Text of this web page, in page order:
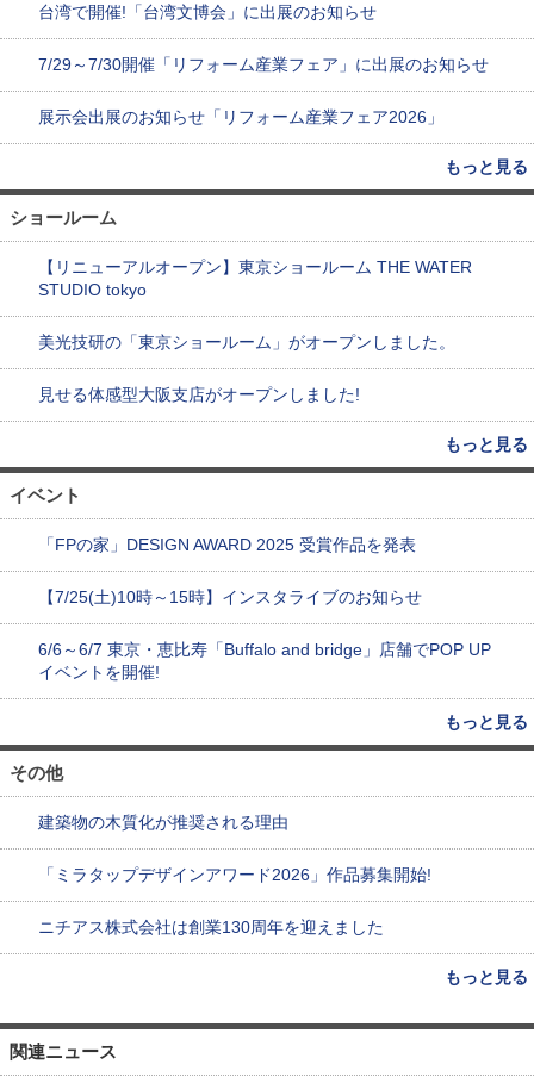
台湾で開催!「台湾文博会」に出展のお知らせ
7/29～7/30開催「リフォーム産業フェア」に出展のお知らせ
展示会出展のお知らせ「リフォーム産業フェア2026」
もっと見る
ショールーム
【リニューアルオープン】東京ショールーム THE WATER
STUDIO tokyo
美光技研の「東京ショールーム」がオープンしました。
見せる体感型大阪支店がオープンしました!
もっと見る
イベント
「FPの家」DESIGN AWARD 2025 受賞作品を発表
【7/25(土)10時～15時】インスタライブのお知らせ
6/6～6/7 東京・恵比寿「Buffalo and bridge」店舗でPOP UP
イベントを開催!
もっと見る
その他
建築物の木質化が推奨される理由
「ミラタップデザインアワード2026」作品募集開始!
ニチアス株式会社は創業130周年を迎えました
もっと見る
関連ニュース